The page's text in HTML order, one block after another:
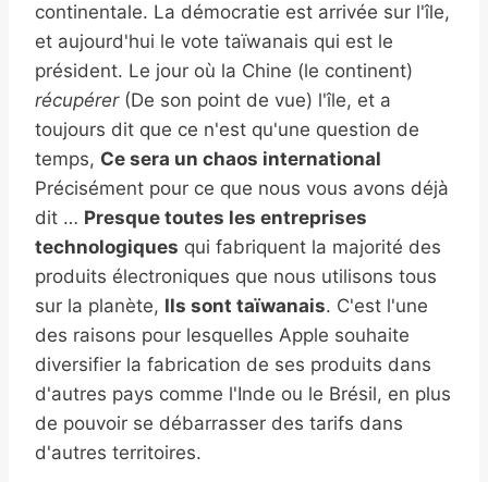
continentale. La démocratie est arrivée sur l'île,
et aujourd'hui le vote taïwanais qui est le
président. Le jour où la Chine (le continent)
récupérer(De son point de vue) l'île, et a
toujours dit que ce n'est qu'une question de
temps, Ce sera un chaos international
Précisément pour ce que nous vous avons déjà
dit … Presque toutes les entreprises
technologiques qui fabriquent la majorité des
produits électroniques que nous utilisons tous
sur la planète, Ils sont taïwanais. C'est l'une
des raisons pour lesquelles Apple souhaite
diversifier la fabrication de ses produits dans
d'autres pays comme l'Inde ou le Brésil, en plus
de pouvoir se débarrasser des tarifs dans
d'autres territoires.